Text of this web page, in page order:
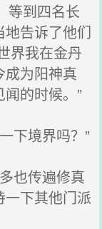
等到四名长
告诉了他们
界我在金丹
成为阳神真
的时候。”
下境界吗？”
也传遍修真
下其他门派